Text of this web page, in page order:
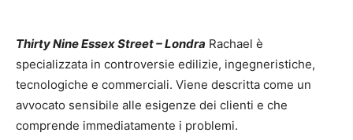
Thirty Nine Essex Street – Londra Rachael è
specializzata in controversie edilizie, ingegneristiche,
tecnologiche e commerciali. Viene descritta come un
avvocato sensibile alle esigenze dei clienti e che
comprende immediatamente i problemi.